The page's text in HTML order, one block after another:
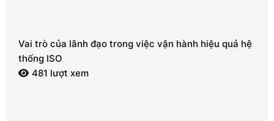
Vai trò của lãnh đạo trong việc vận hành hiệu quả hệ
thống ISO
481 lượt xem